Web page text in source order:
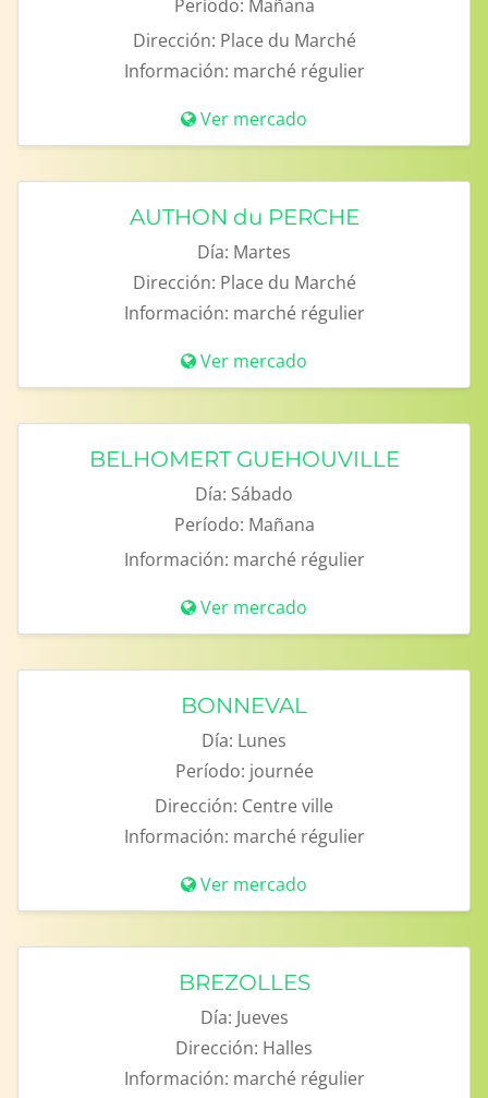
Período: Mañana
Dirección: Place du Marché
Información: marché régulier
Ver mercado
AUTHON du PERCHE
Día: Martes
Dirección: Place du Marché
Información: marché régulier
Ver mercado
BELHOMERT GUEHOUVILLE
Día: Sábado
Período: Mañana
Información: marché régulier
Ver mercado
BONNEVAL
Día: Lunes
Período: journée
Dirección: Centre ville
Información: marché régulier
Ver mercado
BREZOLLES
Día: Jueves
Dirección: Halles
Información: marché régulier